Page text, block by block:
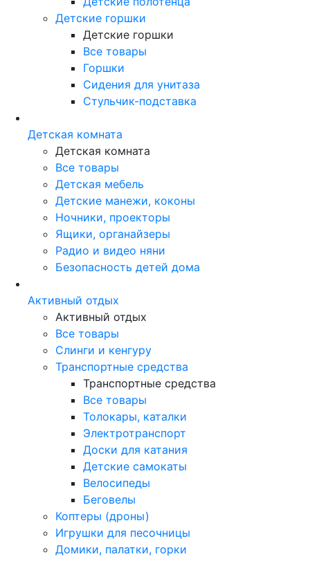
Детские горшки
Детские горшки
Все товары
Горшки
Сидения для унитаза
Стульчик-подставка
Детская комната
Детская комната
Все товары
Детская мебель
Детские манежи, коконы
Ночники, проекторы
Ящики, органайзеры
Радио и видео няни
Безопасность детей дома
Активный отдых
Активный отдых
Все товары
Слинги и кенгуру
Транспортные средства
Транспортные средства
Все товары
Толокары, каталки
Электротранспорт
Доски для катания
Детские самокаты
Велосипеды
Беговелы
Коптеры (дроны)
Игрушки для песочницы
Домики, палатки, горки